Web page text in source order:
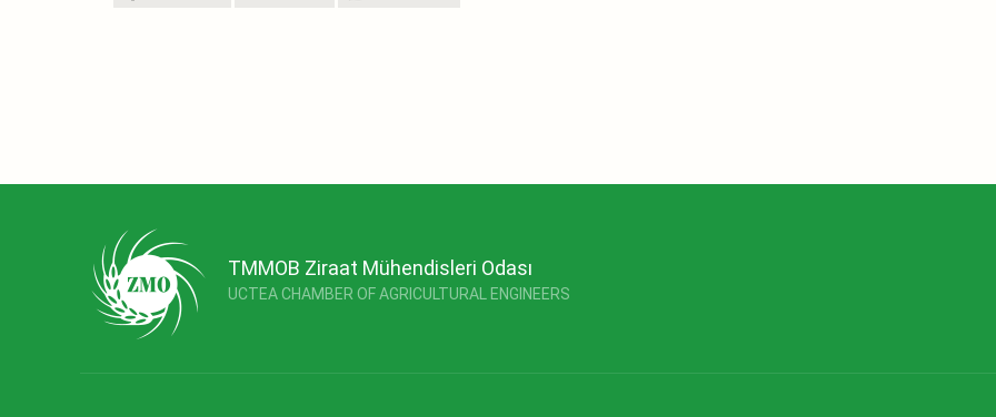
TMMOB Ziraat Mühendisleri Odası
UCTEA CHAMBER OF AGRICULTURAL ENGINEERS